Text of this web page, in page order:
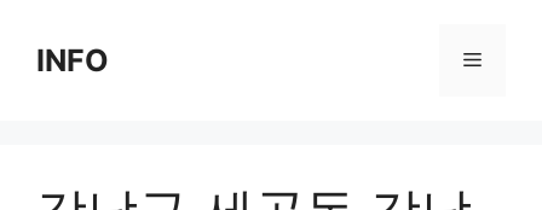
contentINFO Menu